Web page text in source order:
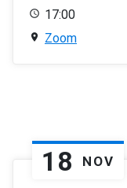
17:00
Zoom
18 NOV